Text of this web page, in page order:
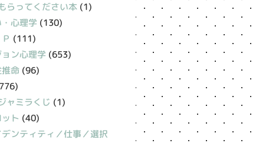
らってください本(1)
・心理学 (130)
(111)
ョン心理学 (653)
命 (96)
ャミラくじ (1)
ト (40)
デンティティ／仕事／選択